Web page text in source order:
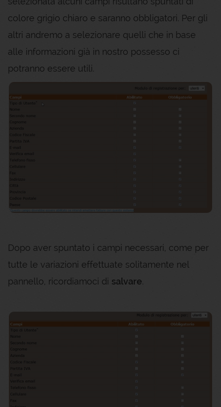
colore grigio chiaro e saranno obbligatori. Per gli
altri andremo a selezionare quelli che in base
alle informazioni già in nostro possesso ci
potranno essere utili.
Dopo aver spuntato i campi necessari, come per
tutte le variazioni effettuate solitamente nel
pannello, ricordiamoci di salvare.